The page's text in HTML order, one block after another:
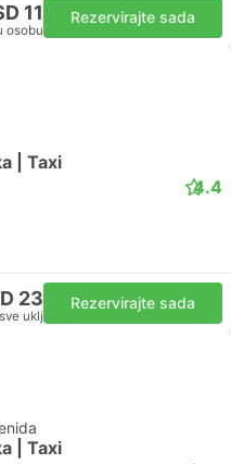
11
osobu
Rezervirajte sada
| Taxi
4.4
23
uklj
Rezervirajte sada
| Taxi